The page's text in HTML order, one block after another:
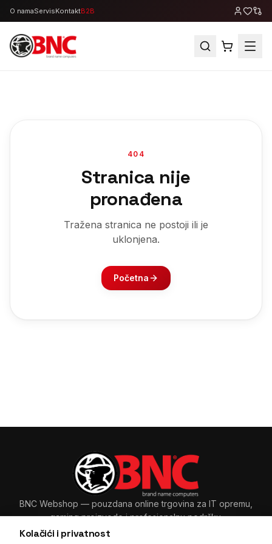
O namaServisKontaktB2B
Kolačići i privatnost
404
Stranica nije
pronađena
Tražena stranica ne postoji ili je
uklonjena.
Početna
BNC Webshop — pouzdana online trgovina za IT opremu,
gaming proizvode i profesionalnu podršku.